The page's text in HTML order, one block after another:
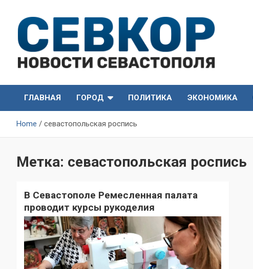
content
СевКор — Новости
Севастополя
Севастополя
ГЛАВНАЯ
ГОРОД ПОЛИТИКА ЭКОНОМИКА
Home севастопольская роспись
Метка: севастопольская роспись
В Севастополе Ремесленная палата
проводит курсы рукоделия